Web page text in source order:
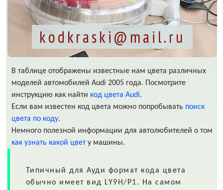
kodkraski@mail.ru
В таблице отображены известные нам цвета различных
моделей автомобилей Audi 2005 года. Посмотрите
инструкцию как найти код цвета Audi.
Если вам известен код цвета можно попробывать поиск
цвета по коду.
Немного полезной информации для автолюбителей о том
как узнать какой цвету машины.
Типичный дляАуди формат кода цвета
обычно имеет вид LY9H/P1.
На самом